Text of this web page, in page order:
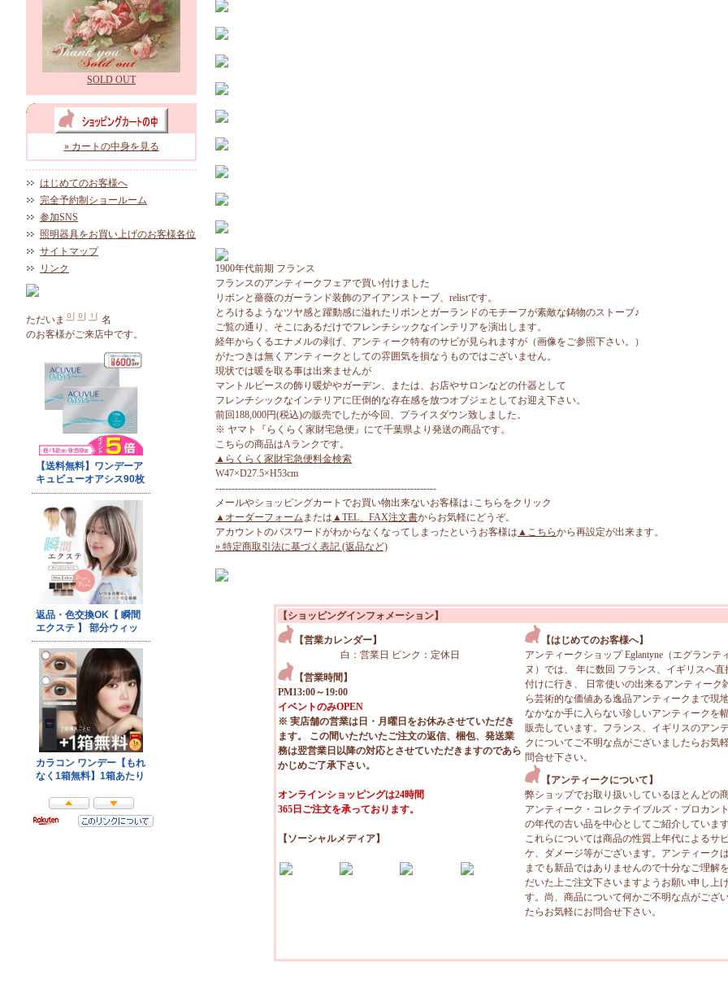
SOLD OUT
» カートの中身を見る
はじめてのお客様へ
完全予約制ショールーム
参加SNS
照明器具をお買い上げのお客様各位
サイトマップ
リンク
ただいま
名
のお客様がご来店中です。
1900年代前期 フランス
フランスのアンティークフェアで買い付けました
リボンと薔薇のガーランド装飾のアイアンストーブ、relistです。
とろけるようなツヤ感と躍動感に溢れたリボンとガーランドのモチーフが素敵な鋳物のストーブ♪
ご覧の通り、そこにあるだけでフレンチシックなインテリアを演出します。
経年からくるエナメルの剥げ、アンティーク特有のサビが見られますが（画像をご参照下さい。）
がたつきは無くアンティークとしての雰囲気を損なうものではございません。
現状では暖を取る事は出来ませんが
マントルピースの飾り暖炉やガーデン、または、お店やサロンなどの什器として
フレンチシックなインテリアに圧倒的な存在感を放つオブジェとしてお迎え下さい。
前回188,000円(税込)の販売でしたが今回、プライスダウン致しました。
※ ヤマト『らくらく家財宅急便』にて千葉県より発送の商品です。
こちらの商品はAランクです。
▲らくらく家財宅急便料金検索
W47×D27.5×H53cm
--------------------------------------------------------------------
メールやショッピングカートでお買い物出来ないお客様は↓こちらをクリック
▲オーダーフォーム または ▲TEL、FAX注文書からお気軽にどうぞ。
アカウントのパスワードがわからなくなってしまったというお客様は ▲こちらから再設定が出来ます。
» 特定商取引法に基づく表記 (返品など)
【ショッピングインフォメーション】
【営業カレンダー】
白：営業日 ピンク：定休日
【営業時間】
PM13:00～19:00
イベントのみOPEN
※ 実店舗の営業は日・月曜日をお休みさせていただき
ます。 この間いただいたご注文の返信、梱包、発送業
務は翌営業日以降の対応とさせていただきますのであら
かじめご了承下さい。
オンラインショッピングは24時間
365日ご注文を承っております。
【ソーシャルメディア】
【はじめてのお客様へ】
アンティークショップ Eglantyne（エグランテ
ヌ）では、 年に数回 フランス、イギリスへ直
付けに行き、 日常使いの出来るアンティーク
ら芸術的な価値ある逸品アンティークまで現
なかなか手に入らない珍しいアンティークを
販売しています。フランス、イギリスのアン
クについてご不明な点がございましたらお気
問合せ下さい。
【アンティークについて】
弊ショップでお取り扱いしているほとんどの
アンティーク・コレクテイブルズ・ブロカン
の年代の古い品を中心としてご紹介しています
これらについては商品の性質上年代によるサ
ケ、ダメージ等がございます。アンティーク
までも新品ではありませんので十分なご理解
だいた上ご注文下さいますようお願い申し上
す。尚、商品について何かご不明な点がござ
たらお気軽にお問合せ下さい。